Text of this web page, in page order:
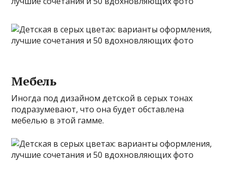
Мебель
Иногда под дизайном детской в серых тонах
подразумевают, что она будет обставлена
мебелью в этой гамме.